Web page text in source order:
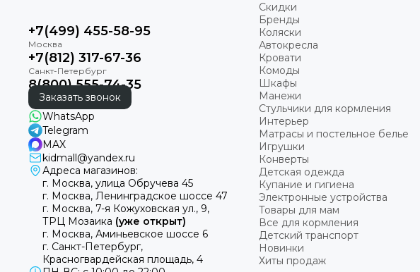
+7(499) 455-58-95
+7(812) 317-67-36
8(800) 555-74-35
Заказать звонок
WhatsApp
Telegram
MAX
kidmall@yandex.ru
Адреса магазинов:
г. Москва, улица Обручева 45
г. Москва, Ленинградское шоссе 47
г. Москва, 7-я Кожуховская ул., 9,
ТРЦ Мозаика (уже открыт)
г. Москва, Аминьевское шоссе 6
г. Санкт-Петербург,
Красногвардейская площадь, 4
Скидки
Бренды
Коляски
Автокресла
Кровати
Комоды
Шкафы
Манежи
Стульчики для кормления
Интерьер
Матрасы и постельное белье
Игрушки
Конверты
Детская одежда
Купание и гигиена
Электронные устройства
Товары для мам
Все для кормления
Детский транспорт
Новинки
Хиты продаж